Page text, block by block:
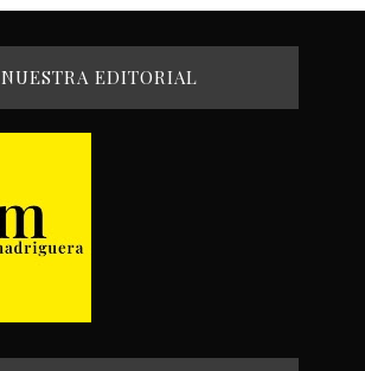
NUESTRA EDITORIAL